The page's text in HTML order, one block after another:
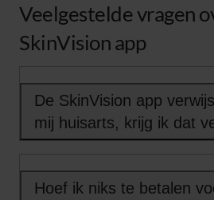
Veelgestelde vragen
SkinVision app
De SkinVision app
mij huisarts, krijg ik dat
Hoef ik niks te betalen